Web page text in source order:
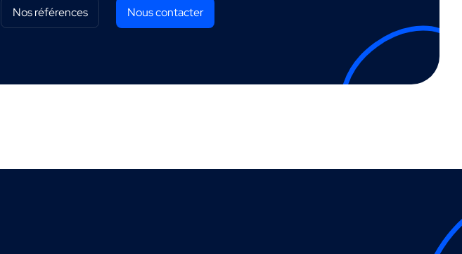
Nos références Nous contacter